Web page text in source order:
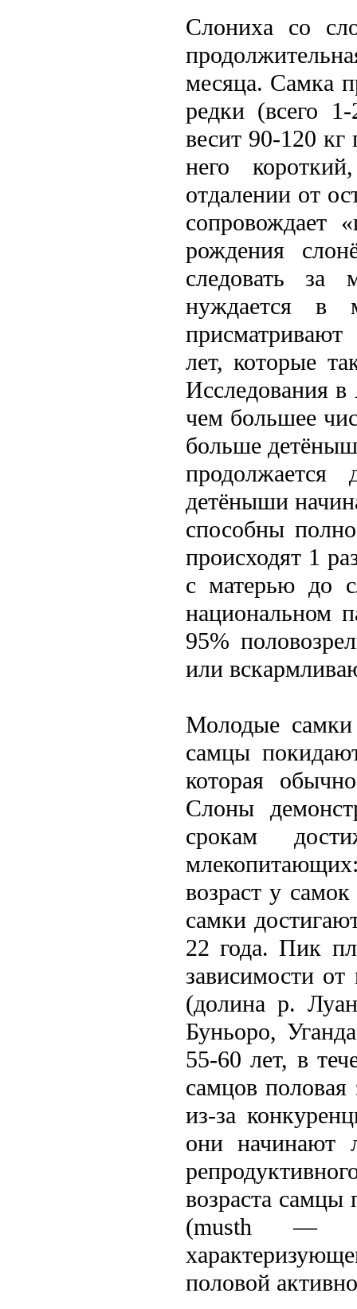
Слониха со
месяца. Самка
редки (всего
весит 90-120
него
отдалeнии от
сопровождает
рождения
слeдовать за
нуждается в
лeт, которые
Исслeдования
чем большее
больше
детёныши
способны
происходят 1
с матерью до
национальном
95%
или
Молодые самки
самцы
которая
Слоны
срокам
возраст у
самки
22 года. Пик
зависимости от
(долина р.
Буньоро,
55-60 лeт, в
самцов половая
из-за
они начинают
возраста самцы
(musth —
половой